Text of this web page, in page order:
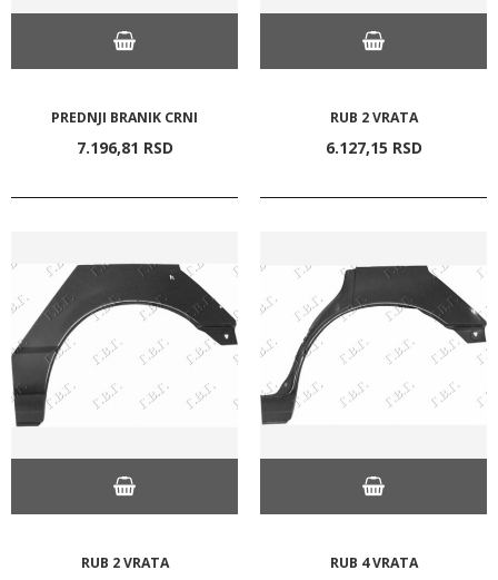
PREDNJI BRANIK CRNI
7.196,81 RSD
RUB 2 VRATA
6.127,15 RSD
RUB 2 VRATA RUB 4 VRATA